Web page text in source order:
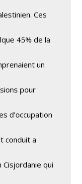
Ces
45% de la
un
pour
d’occupation
conduit a
qui